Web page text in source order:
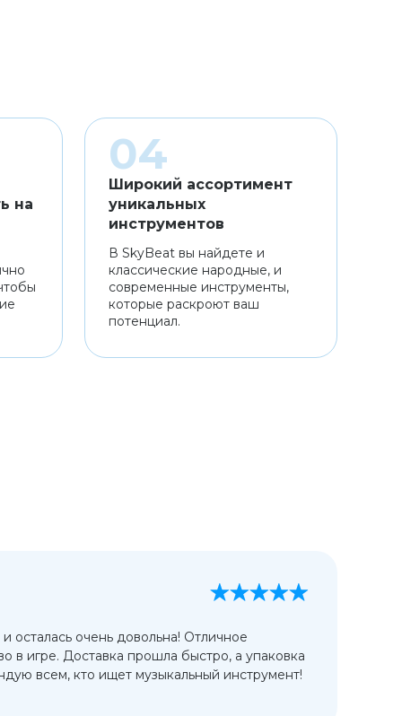
на
Широкий ассортимент
уникальных
инструментов
В SkyBeat вы найдете и
классические народные, и
современные инструменты,
которые раскроют ваш
потенциал.
осталась очень довольна! Отличное
в игре. Доставка прошла быстро, а упаковка
всем, кто ищет музыкальный инструмент!